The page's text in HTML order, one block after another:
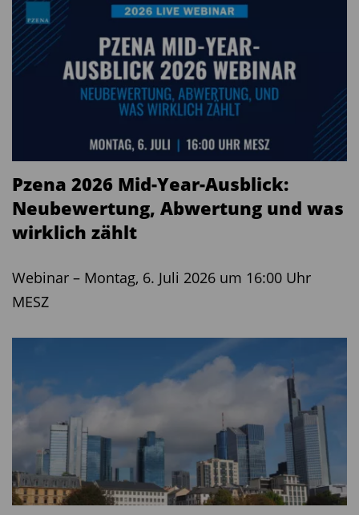
Pzena 2026 Mid-Year-Ausblick:
Neubewertung, Abwertung und was
wirklich zählt
Webinar – Montag, 6. Juli 2026 um 16:00 Uhr
MESZ